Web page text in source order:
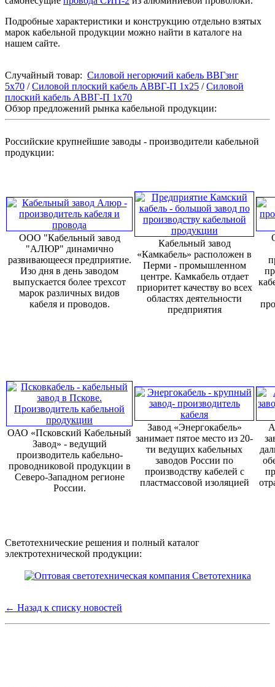
Подробные характеристики и конструкцию отдельно взятых
марок кабельной продукции можно найти в каталоге на
нашем сайте.
Случайный товар: Силовой негорючий кабель ВВГзнг
5х70 /Силовой плоский кабель АВВГ-П 1х25 /Силовой
плоский кабель АВВГ-П 1х70
Обзор предложений рынка кабельной продукции:
Российские крупнейшие заводы - производители кабельной
продукции:
ООО "Кабельный завод
"АЛЮР" динамично
развивающееся предприятие.
Изо дня в день заводом
выпускается более трехсот
марок различных видов
кабеля и проводов.
Кабельный завод
«Камкабель» расположен в
Перми - промышленном
центре. Камкабель отдает
приоритет качеству во всех
областях деятельности
предприятия
ОАО «Псковский Кабельный
Завод» - ведущий
производитель кабельно-
проводниковой продукции в
Северо-Западном регионе
России.
Завод «Энергокабель»
занимает пятое место из 20-
ти ведущих кабельных
заводов России по
производству кабелей с
пластмассовой изоляцией
Светотехнические решения и полный каталог
электротехнической продукции:
← Назад к списку новостей